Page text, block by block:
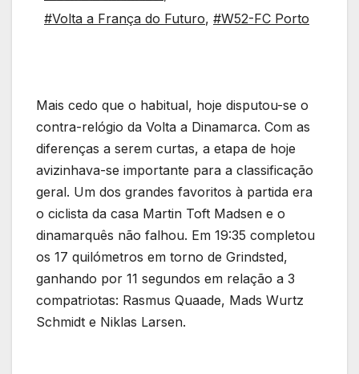
#Volta a França do Futuro, #W52-FC Porto
Mais cedo que o habitual, hoje disputou-se o
contra-relógio da Volta a Dinamarca. Com as
diferenças a serem curtas, a etapa de hoje
avizinhava-se importante para a classificação
geral. Um dos grandes favoritos à partida era
o ciclista da casa Martin Toft Madsen e o
dinamarquês não falhou. Em 19:35 completou
os 17 quilómetros em torno de Grindsted,
ganhando por 11 segundos em relação a 3
compatriotas: Rasmus Quaade, Mads Wurtz
Schmidt e Niklas Larsen.